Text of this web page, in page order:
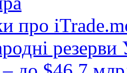
про
резерви